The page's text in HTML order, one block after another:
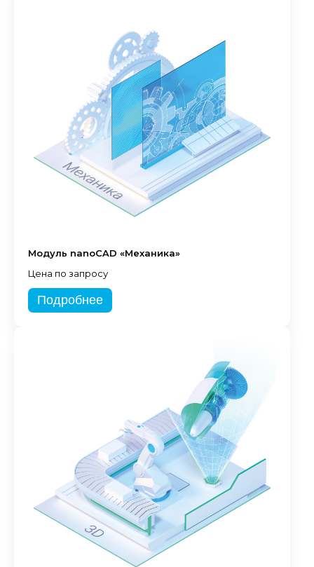
Модуль nanoCAD «Механика»
Цена по запросу
Подробнее